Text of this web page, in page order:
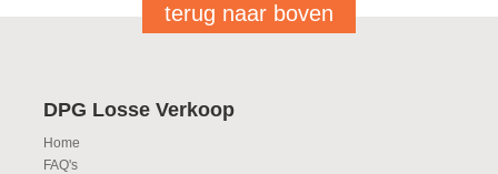
terug naar boven
DPG Losse Verkoop
Home
FAQ's